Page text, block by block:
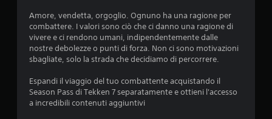
o
Amore, vendetta, orgoglio. Ognuno ha una ragione per
combattere. I valori sono ciò che ci danno una ragione di
vivere e ci rendono umani, indipendentemente dalle
nostre debolezze o punti di forza. Non ci sono motivazioni
sbagliate, solo la strada che decidiamo di percorrere.
Espandi il viaggio del tuo combattente acquistando il
Season Pass di Tekken 7 separatamente e ottieni l'accesso
a incredibili contenuti aggiuntivi